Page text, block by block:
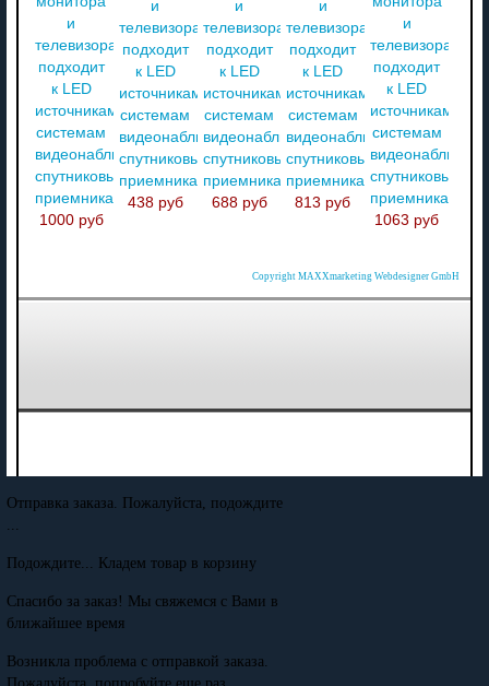
и
телевизора,
подходит
к LED
источникам,
системам
видеонаблюдения,
спутниковым
приемникам
1000 руб
и
телевизора,
подходит
к LED
источникам,
системам
видеонаблюдения,
спутниковым
приемникам
438 руб
и
телевизора
подходит
к LED
источникам,
системам
видеонаблюдения,
спутниковым
приемникам
688 руб
и
телевизора
подходит
к LED
источникам,
системам
видеонаблюдения,
спутниковым
приемникам
813 руб
и
телевизора,
подходит
к LED
источникам,
системам
спутниковым
приемникам
1063 руб
Copyright MAXXmarketing Webdesigner GmbH
Отправка заказа. Пожалуйста, подождите
...
Подождите... Кладем товар в корзину
Спасибо за заказ! Мы свяжемся с Вами в
ближайшее время
Возникла проблема с отправкой заказа.